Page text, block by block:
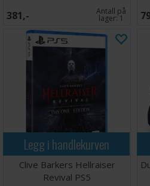
381,- Antall på
lager:1
Legg i handlekurven
Clive Barkers Hellraiser
Revival PS5